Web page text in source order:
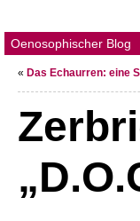
Oenosophischer Blog
« Das Echaurren: eine